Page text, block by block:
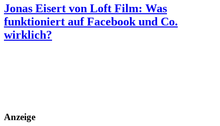
Jonas Eisert von Loft Film: Was
funktioniert auf Facebook und Co.
wirklich?
Anzeige